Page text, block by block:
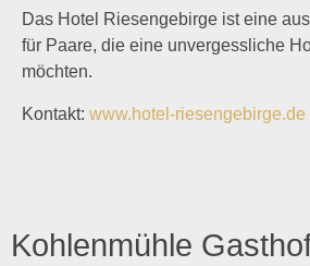
Das Hotel Riesengebirge ist eine
für Paare, die eine unvergessliche
möchten.
Kontakt: www.hotel-riesengebirge.de
Kohlenmühle